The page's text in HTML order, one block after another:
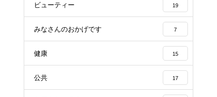
ビューティー 19
みなさんのおかげです 7
健康 15
公共 17